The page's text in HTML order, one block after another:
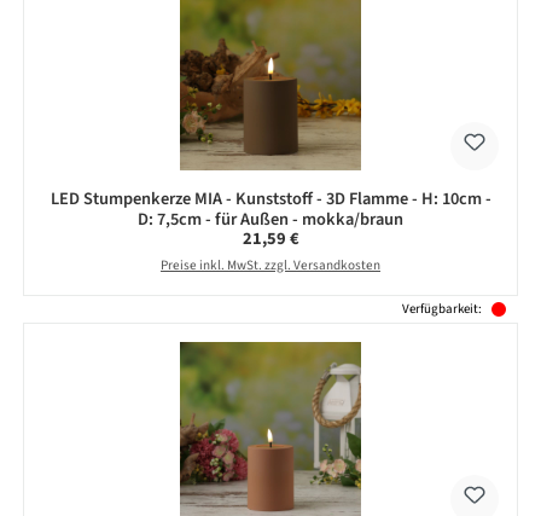
LED Stumpenkerze MIA - Kunststoff - 3D Flamme - H: 10cm -
D: 7,5cm - für Außen - mokka/braun
Regulärer Preis:
21,59 €
Preise inkl. MwSt. zzgl. Versandkosten
Verfügbarkeit: